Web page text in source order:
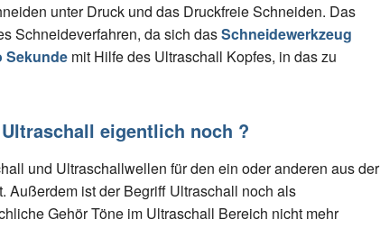
unter Druck und das Druckfreie Schneiden. Das
Schneideverfahren, da sich dasSchneidewerkzeug
Sekunde mit Hilfe des Ultraschall Kopfes, in das zu
eigentlich noch ?
und Ultraschallwellen für den ein oder anderen aus der
Außerdem ist der Begriff Ultraschall noch als
Gehör Töne im Ultraschall Bereich nicht mehr